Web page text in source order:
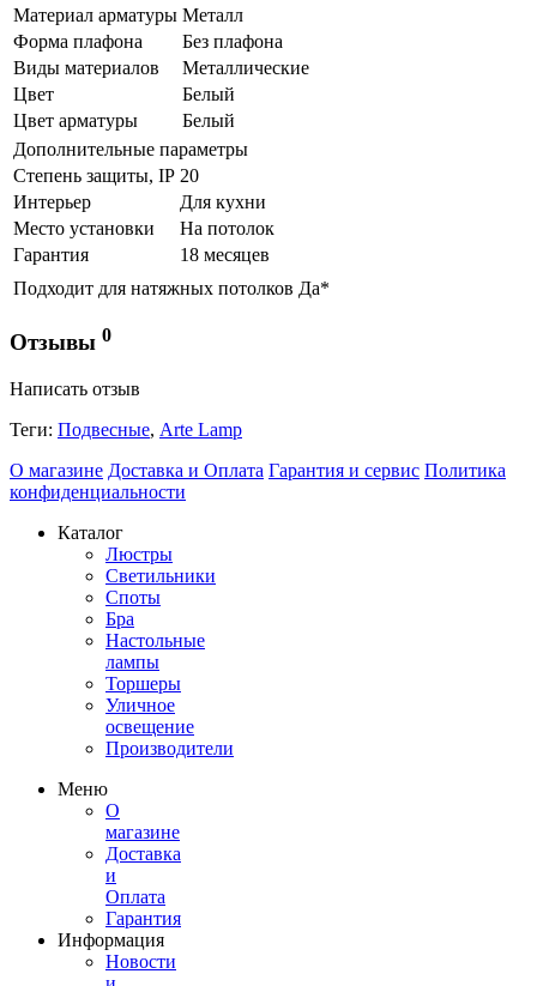
Материал арматуры Металл
Форма плафона
Без плафона
Виды материалов
Металлические
Цвет
Белый
Цвет арматуры
Белый
Дополнительные параметры
Степень защиты, IP 20
Интерьер
Для кухни
Место установки
На потолок
Гарантия
18 месяцев
Подходит для натяжных потолков Да*
Отзывы 0
Написать отзыв
Теги: Подвесные, Arte Lamp
О магазине Доставка и Оплата Гарантия и сервис Политика
конфиденциальности
Каталог
Люстры
Светильники
Споты
Бра
Настольные
лампы
Торшеры
Уличное
освещение
Производители
Меню
О
магазине
Доставка
и
Оплата
Гарантия
Информация
Новости